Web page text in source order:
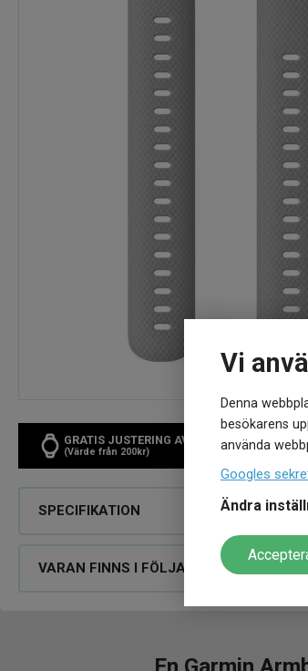
Vi
Denna
besökarens
använda
Googles
Ändra
GRATIS JUSTERING AV ARMBAND
(Värde från 200kr)
SPECIFIKATION
VARAN FINNS I FÖLJANDE BUTIKER